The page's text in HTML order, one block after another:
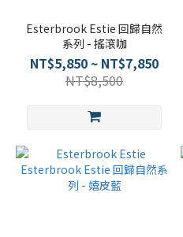
Esterbrook Estie 回歸自然
系列 - 搖滾咖
NT$5,850 ~ NT$7,850
NT$8,500